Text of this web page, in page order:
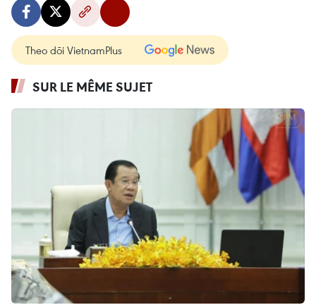
Theo dõi VietnamPlus
SUR LE MÊME SUJET